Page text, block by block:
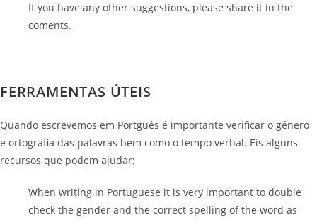
If you have any other suggestions, please share it in the
coments.
FERRAMENTAS ÚTEIS
Quando escrevemos em Portguês é importante verificar o género
e ortografia das palavras bem como o tempo verbal. Eis alguns
recursos que podem ajudar:
When writing in Portuguese it is very important to double
check the gender and the correct spelling of the word as